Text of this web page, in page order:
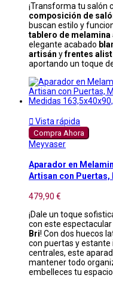
¡Transforma tu salón
composición de
buscan estilo y
tablero de
elegante acabado
artisán yfrentes
aportando un toque
 Vista rápida
Compra Ahora
Meyvaser
Aparador en
Artisan con Puertas,
479,90 €
¡Dale un toque
con este
Bri! Con dos huecos
con puertas y estante
centrales, este
mantener todo
embelleces tu espacio.